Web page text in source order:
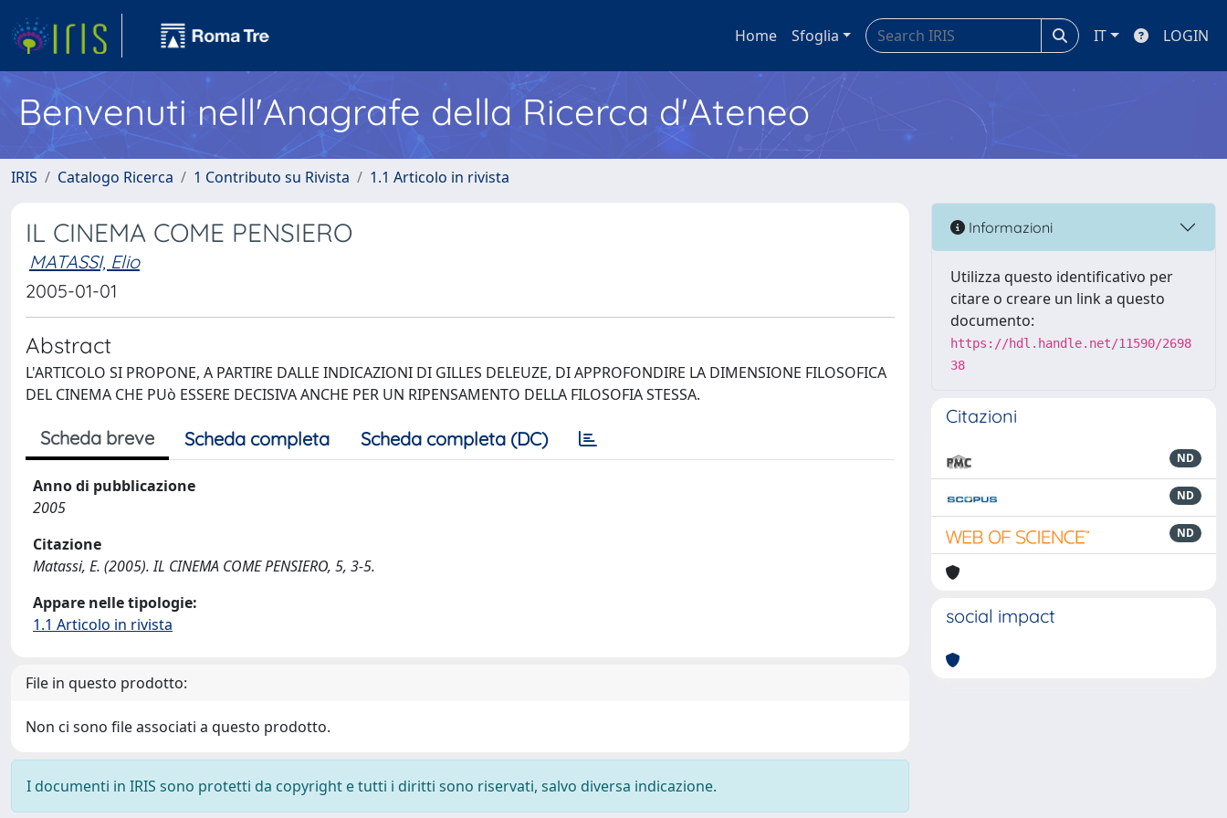
Home Sfoglia IT LOGIN
Benvenuti nell'Anagrafe della Ricerca d'Ateneo
IRIS Catalogo Ricerca 1 Contributo su Rivista 1.1 Articolo in rivista
IL CINEMA COME PENSIERO
MATASSI, Elio
2005-01-01
Abstract
L'ARTICOLO SI PROPONE, A PARTIRE DALLE INDICAZIONI DI GILLES DELEUZE, DI APPROFONDIRE LA DIMENSIONE FILOSOFICA
DEL CINEMA CHE PUò ESSERE DECISIVA ANCHE PER UN RIPENSAMENTO DELLA FILOSOFIA STESSA.
Scheda breve Scheda completa Scheda completa (DC)
Anno di pubblicazione
2005
Citazione
Matassi, E. (2005). IL CINEMA COME PENSIERO, 5, 3-5.
Appare nelle tipologie:
1.1 Articolo in rivista
File in questo prodotto:
Non ci sono file associati a questo prodotto.
I documenti in IRIS sono protetti da copyright e tutti i diritti sono riservati, salvo diversa indicazione.
Informazioni
Utilizza questo identificativo per
citare o creare un link a questo
documento:
https://hdl.handle.net/11590/2698
38
Citazioni
ND
ND
ND
social impact